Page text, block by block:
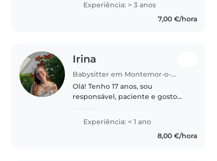
bebés não recém nascidos . Já
dei aulas num projeto a crianças
Experiência: > 3 anos
7,00 €/hora
Irina
Babysitter em Montemor-o-Novo
Olá! Tenho 17 anos, sou
responsável, paciente e gosto
voluntariado com alunos do 2.º
ano e já cuidei de um bebé, filha
de uma amiga. Estou disponível
Experiência: < 1 ano
8,00 €/hora